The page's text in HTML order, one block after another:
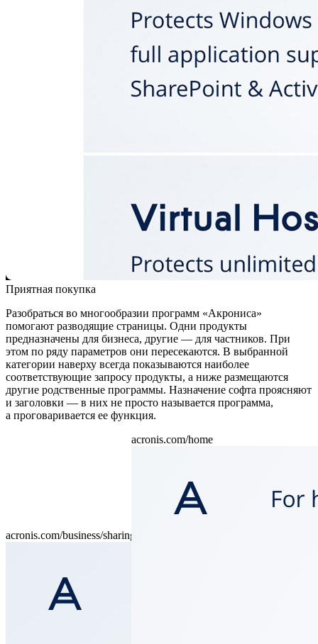
Приятная покупка
Разобраться во многообразии программ «Акрониса»
помогают разводящие страницы. Одни продукты
предназначены для бизнеса, другие — для частников. При
этом по ряду параметров они пересекаются. В выбранной
категории наверху всегда показываются наиболее
соответствующие запросу продукты, а ниже размещаются
другие родственные программы. Назначение софта проясняют
и заголовки — в них не просто называется программа,
а проговаривается ее функция.
acronis.com/business/sharing
acronis.com/home